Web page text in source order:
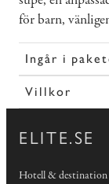
för barn,
Ingår i
Villkor
ELITE.SE
Hotell & destination